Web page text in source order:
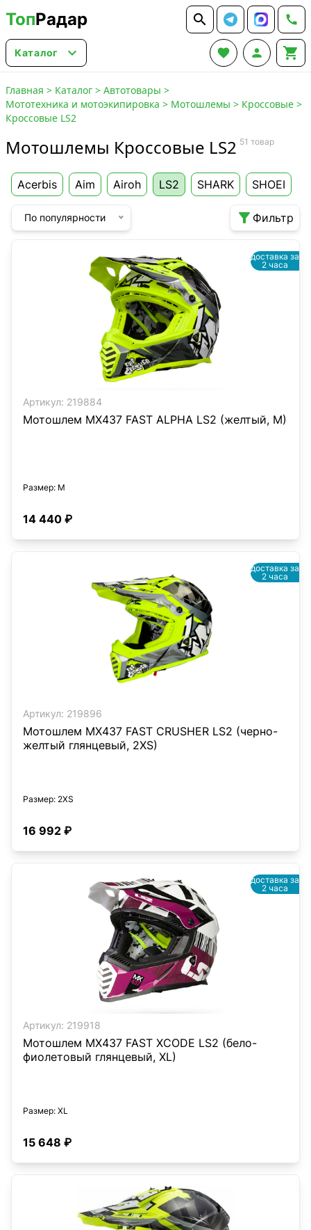
ТопРадар  
Каталог    
Главная > Каталог > Автотовары >
Мототехника и мотоэкипировка > Мотошлемы > Кроссовые >
Кроссовые LS2
Мотошлемы Кроссовые LS2 51 товар
Acerbis Aim Airoh LS2 SHARK SHOEI
По популярности  Фильтр
Артикул: 219884
Мотошлем MX437 FAST ALPHA LS2 (желтый, M)
Размер: M
14 440 ₽
доставка за
2 часа
Артикул: 219896
Мотошлем MX437 FAST CRUSHER LS2 (черно-
желтый глянцевый, 2XS)
Размер: 2XS
16 992 ₽
доставка за
2 часа
Артикул: 219918
Мотошлем MX437 FAST XCODE LS2 (бело-
фиолетовый глянцевый, XL)
Размер: XL
15 648 ₽
доставка за
2 часа